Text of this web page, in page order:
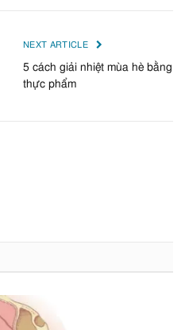
NEXT ARTICLE
5 cách giải nhiệt mùa hè bằng
thực phẩm